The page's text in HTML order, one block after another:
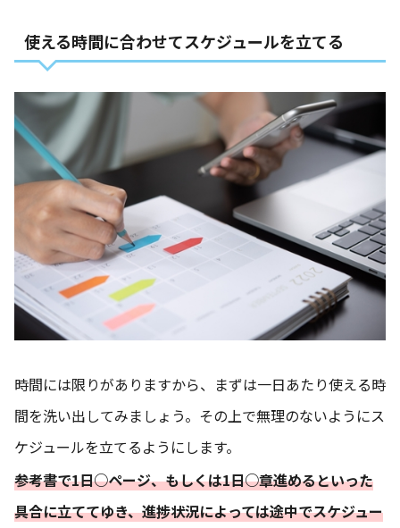
使える時間に合わせてスケジュールを立てる
時間には限りがありますから、まずは一日あたり使える時
間を洗い出してみましょう。その上で無理のないようにス
ケジュールを立てるようにします。
参考書で1日○ページ、もしくは1日○章進めるといった
具合に立ててゆき、進捗状況によっては途中でスケジュー